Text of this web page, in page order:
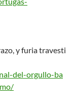
y furia travesti
del-orgullo-ba